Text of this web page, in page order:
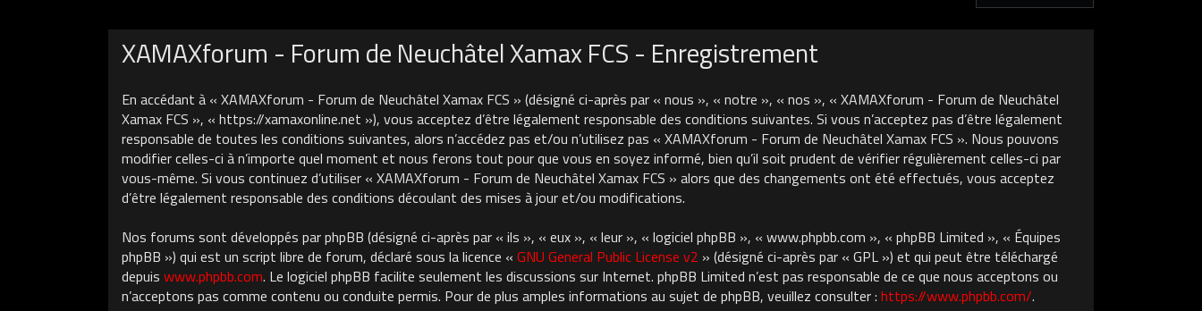
XAMAXforum - Forum de Neuchâtel Xamax FCS - Enregistrement
En accédant à « XAMAXforum - Forum de Neuchâtel Xamax FCS » (désigné ci-après par « nous », « notre », « nos », « XAMAXforum - Forum de Neuchâtel
Xamax FCS », « https://xamaxonline.net »), vous acceptez d’être légalement responsable des conditions suivantes. Si vous n’acceptez pas d’être légalement
responsable de toutes les conditions suivantes, alors n’accédez pas et/ou n’utilisez pas « XAMAXforum - Forum de Neuchâtel Xamax FCS ». Nous pouvons
modifier celles-ci à n’importe quel moment et nous ferons tout pour que vous en soyez informé, bien qu’il soit prudent de vérifier régulièrement celles-ci par
vous-même. Si vous continuez d’utiliser « XAMAXforum - Forum de Neuchâtel Xamax FCS » alors que des changements ont été effectués, vous acceptez
d’être légalement responsable des conditions découlant des mises à jour et/ou modifications.
Nos forums sont développés par phpBB (désigné ci-après par « ils », « eux », « leur », « logiciel phpBB », « www.phpbb.com », « phpBB Limited », « Équipes
phpBB ») qui est un script libre de forum, déclaré sous la licence « GNU General Public License v2 » (désigné ci-après par « GPL ») et qui peut être téléchargé
depuis www.phpbb.com. Le logiciel phpBB facilite seulement les discussions sur Internet. phpBB Limited n’est pas responsable de ce que nous acceptons ou
n’acceptons pas comme contenu ou conduite permis. Pour de plus amples informations au sujet de phpBB, veuillez consulter : https://www.phpbb.com/.